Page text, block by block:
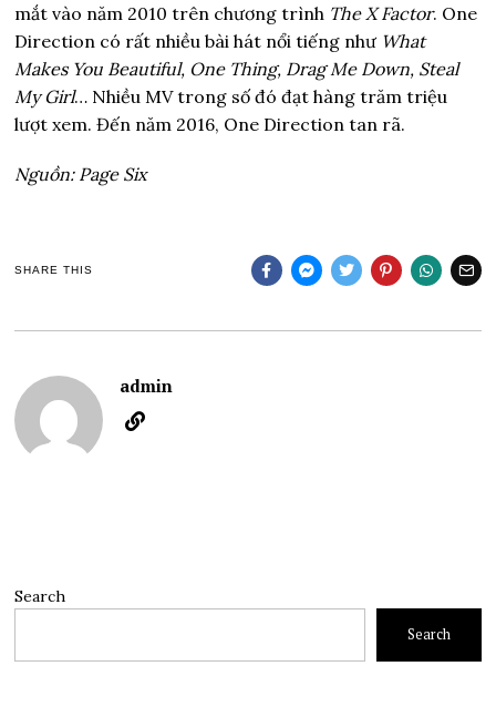
mắt vào năm 2010 trên chương trình The X Factor. One
Direction có rất nhiều bài hát nổi tiếng như What
Makes You Beautiful, One Thing, Drag Me Down, Steal
My Girl… Nhiều MV trong số đó đạt hàng trăm triệu
lượt xem. Đến năm 2016, One Direction tan rã.
Nguồn: Page Six
SHARE THIS
admin
Search
Search